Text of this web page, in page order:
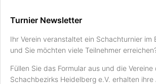
Turnier Newsletter
Ihr Verein veranstaltet ein Schachturnier im
und Sie möchten viele Teilnehmer
Füllen Sie das Formular aus und die Vereine
Schachbezirks Heidelberg e.V. erhalten